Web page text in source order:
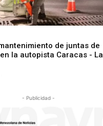
de juntas de
la autopista Caracas - La
- Publicidad -